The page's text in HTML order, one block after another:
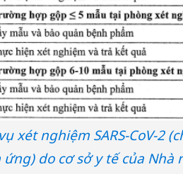
xét nghiệm SARS-CoV-2
do cơ sở y tế của